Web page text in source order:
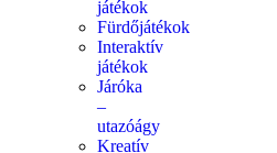
játékok
Fürdőjátékok
Interaktív
játékok
Járóka
–
utazóágy
Kreatív